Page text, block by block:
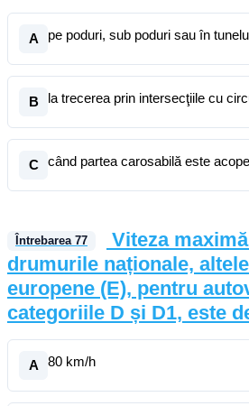
A pe poduri, sub poduri sau în
B la trecerea prin intersecţiile cu
C când partea carosabilă este
Întrebarea 77
Viteza
drumurile naționale,
europene (E), pentru
categoriile D și D1, este
A 80 km/h